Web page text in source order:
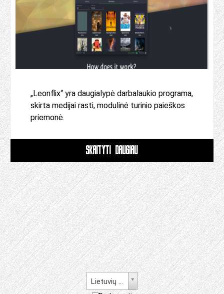
„Leonflix“ yra daugialypė darbalaukio programa,
skirta medijai rasti, modulinė turinio paieškos
priemonė.
SKAITYTI DAUGIAU
Lietuvių kalba